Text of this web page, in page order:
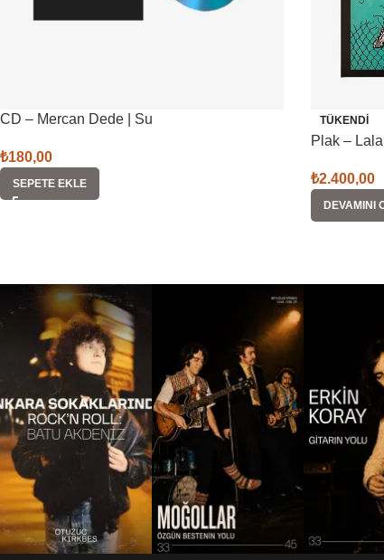
CD – Mercan Dede | Su
₺180,00
SEPETE EKLE
TÜKENDI
Plak –
₺2.400,00
DEVAMINI